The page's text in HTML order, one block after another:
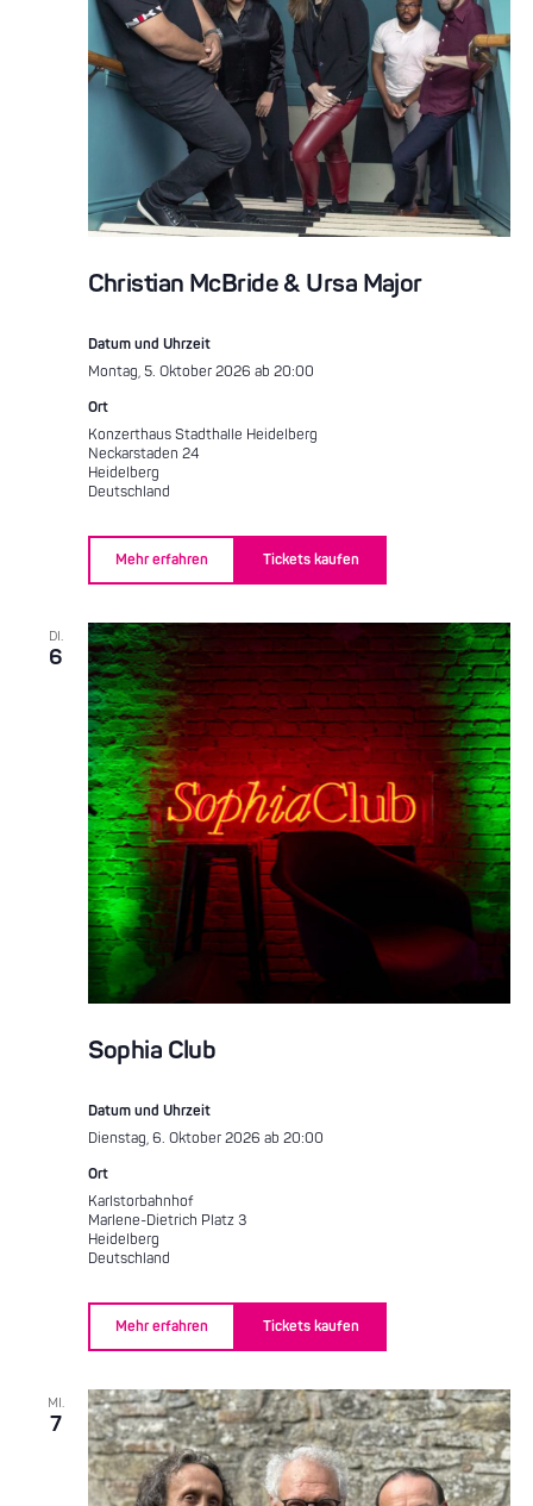
Christian McBride & Ursa Major
Datum und Uhrzeit
Montag, 5. Oktober 2026 ab 20:00
Ort
Konzerthaus Stadthalle Heidelberg
Neckarstaden 24
Heidelberg
Deutschland
Mehr erfahren Tickets kaufen
DI.
6
Sophia Club
Datum und Uhrzeit
Dienstag, 6. Oktober 2026 ab 20:00
Ort
Karlstorbahnhof
Marlene-Dietrich Platz 3
Heidelberg
Deutschland
Mehr erfahren Tickets kaufen
MI.
7